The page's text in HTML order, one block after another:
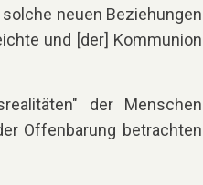
neuen Beziehungen
und [der] Kommunion
der Menschen
Offenbarung betrachten